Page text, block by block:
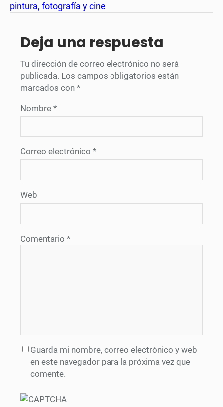
pintura, fotografía y cine
Deja una respuesta
Tu dirección de correo electrónico no será
publicada. Los campos obligatorios están
marcados con *
Nombre *
Correo electrónico *
Web
Comentario *
Guarda mi nombre, correo electrónico y web
en este navegador para la próxima vez que
comente.